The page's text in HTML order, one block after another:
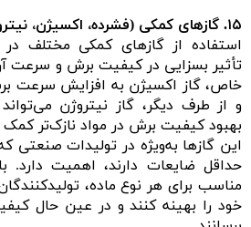
۱۵. گازهای کمکی (فشرده، اکسیژن، نیتروژن، هوا)
استفاده از گازهای کمکی مختلف
تأثیر بسزایی در کیفیت برش و سرعت
خاص، گاز اکسیژن به افزایش سرعت
و از طرف دیگر، گاز نیتروژن
بهبود کیفیت برش در مواد نازک‌تر کمک
این گازها به‌ویژه در تولیدات صنعتی
حداقل ضایعات دارند، اهمیت دارد.
مناسب برای هر نوع ماده،
خود را بهینه کنند و در عین حال